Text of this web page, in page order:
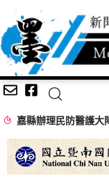
嘉縣辦理民防醫護